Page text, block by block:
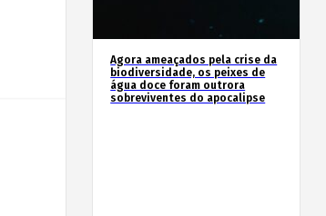
Agora ameaçados pela crise da
biodiversidade, os peixes de
água doce foram outrora
sobreviventes do apocalipse